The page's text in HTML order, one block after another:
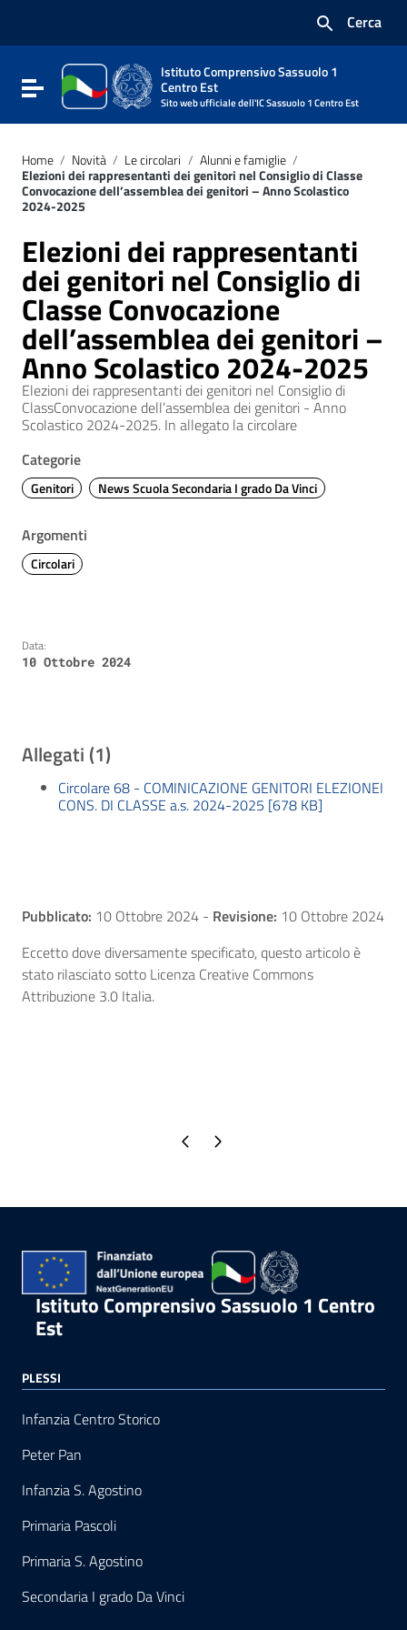
Vai al footer
Cerca
Attiva / disattiva la navigazione
Istituto Comprensivo Sassuolo 1
Centro Est
Sito web ufficiale dell'IC Sassuolo 1 Centro Est
Home / Novità / Le circolari / Alunni e famiglie /
Elezioni dei rappresentanti dei genitori nel Consiglio di Classe
Convocazione dell’assemblea dei genitori – Anno Scolastico
2024-2025
Elezioni dei rappresentanti
dei genitori nel Consiglio di
Classe Convocazione
dell’assemblea dei genitori –
Anno Scolastico 2024-2025
Elezioni dei rappresentanti dei genitori nel Consiglio di
ClassConvocazione dell’assemblea dei genitori - Anno
Scolastico 2024-2025. In allegato la circolare
Categorie
Genitori News Scuola Secondaria I grado Da Vinci
Argomenti
Circolari
Data:
10 Ottobre 2024
Allegati (1)
Circolare 68 - COMINICAZIONE GENITORI ELEZIONEI
CONS. DI CLASSE a.s. 2024-2025 [678 KB]
Pubblicato: 10 Ottobre 2024 - Revisione: 10 Ottobre 2024
Eccetto dove diversamente specificato, questo articolo è
stato rilasciato sotto Licenza Creative Commons
Attribuzione 3.0 Italia.
Pagina precedente
Pagina successiva
Istituto Comprensivo Sassuolo 1 Centro
Est
PLESSI
Infanzia Centro Storico
Peter Pan
Infanzia S. Agostino
Primaria Pascoli
Primaria S. Agostino
Secondaria I grado Da Vinci